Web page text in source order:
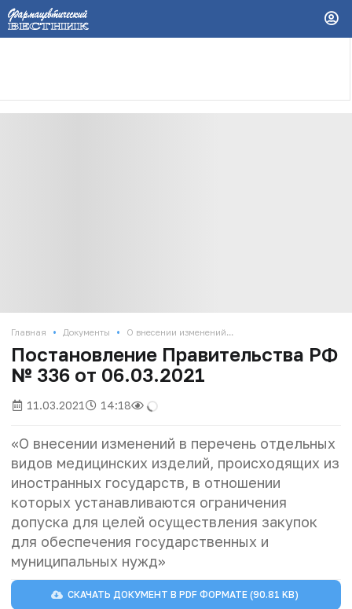
Главная • Документы • О внесении изменений...
Постановление Правительства РФ
№ 336 от 06.03.2021
11.03.2021 14:18
«О внесении изменений в перечень отдельных
видов медицинских изделий, происходящих из
иностранных государств, в отношении
которых устанавливаются ограничения
допуска для целей осуществления закупок
для обеспечения государственных и
муниципальных нужд»
СКАЧАТЬ ДОКУМЕНТ В PDFФОРМАТЕ (90.81 KB)